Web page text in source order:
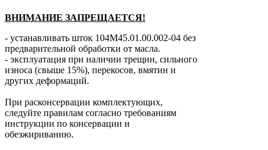
ВНИМАНИЕ ЗАПРЕЩАЕТСЯ!
- устанавливать шток 104М45.01.00.002-04 без
предварительной обработки от масла.
- эксплуатация при наличии трещин, сильного
износа (свыше 15%), перекосов, вмятин и
других деформаций.
При расконсервации комплектующих,
следуйте правилам согласно требованиям
инструкции по консервации и
обезжириванию.